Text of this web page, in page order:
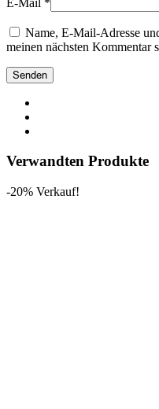
Name, E-Mail-Adresse
meinen nächsten Kommentar
Verwandten Produkte
-20% Verkauf!